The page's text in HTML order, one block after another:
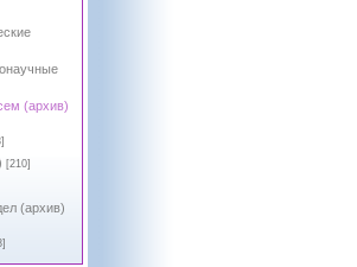
(архив)
[210]
(архив)